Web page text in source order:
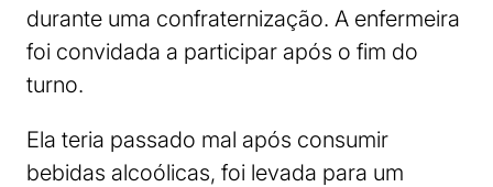
durante uma confraternização. A enfermeira
foi convidada a participar após o fim do
turno.
Ela teria passado mal após consumir
bebidas alcoólicas, foi levada para um